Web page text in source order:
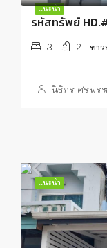
แนะนำ
รหัสทรัพย์
3 2 ทา
นิธิกร ศรพร
แนะนำ